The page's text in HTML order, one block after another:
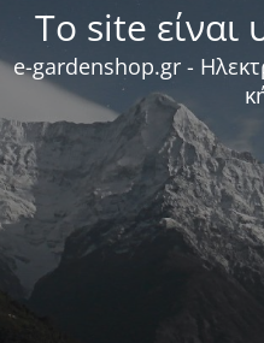
Το site είναι
e-gardenshop.gr -